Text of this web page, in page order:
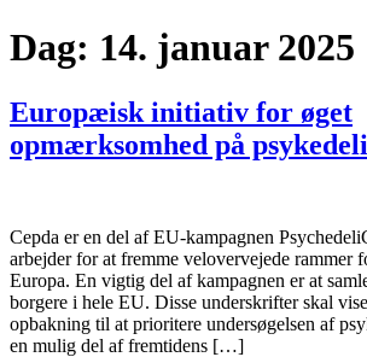
Dag: 14. januar 2025
Europæisk initiativ for øget
opmærksomhed på
Cepda er en del af EU-kampagnen
arbejder for at fremme velovervejede rammer
Europa. En vigtig del af kampagnen er at
borgere i hele EU. Disse underskrifter skal
opbakning til at prioritere undersøgelsen af
en mulig del af fremtidens […]